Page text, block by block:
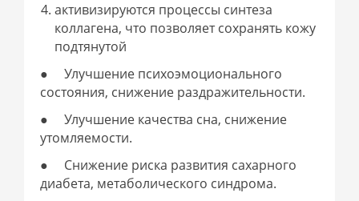
активизируются процессы синтеза
коллагена, что позволяет сохранять кожу
подтянутой
● Улучшение психоэмоционального
состояния, снижение раздражительности.
● Улучшение качества сна, снижение
утомляемости.
● Снижение риска развития сахарного
диабета, метаболического синдрома.